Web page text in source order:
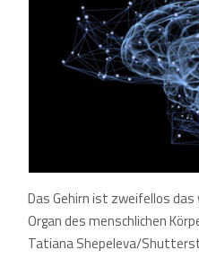
Das Gehirn ist zweifellos
Organ des menschlichen
Tatiana Shepeleva/